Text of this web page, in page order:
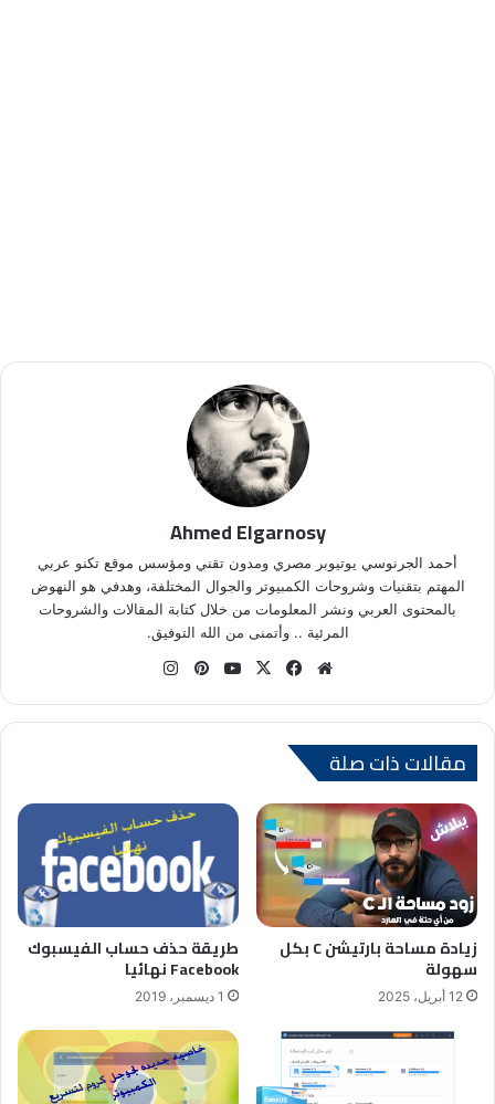
Ahmed Elgarnosy
أحمد الجرنوسي يوتيوبر مصري ومدون تقني ومؤسس موقع تكنو عربي
المهتم بتقنيات وشروحات الكمبيوتر والجوال المختلفة، وهدفي هو النهوض
بالمحتوى العربي ونشر المعلومات من خلال كتابة المقالات والشروحات
المرئية .. وأتمنى من الله التوفيق.
موق
الوي
ب
في
وك
X
يوتي
بينتي
س
ام
مقالات ذات صلة
زيادة مساحة بارتيشن C بكل
سهولة
12 أبريل، 2025
طريقة حذف حساب الفيسبوك
Facebook نهائيا
1 ديسمبر، 2019